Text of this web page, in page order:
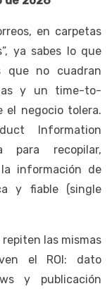
en carpetas
ya sabes lo que
que no cuadran
y un time-to-
el negocio tolera.
Information
para recopilar,
información de
y fiable (single
las mismas
el ROI: dato
y publicación